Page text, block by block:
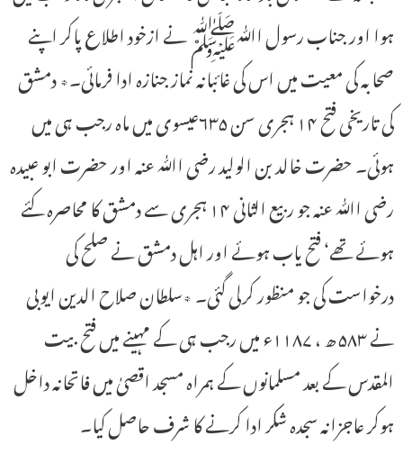
ہوا اور جناب رسول اﷲﷺ نے ازخود اطلاع پاکر اپنے
صحابہ کی معیت میں اس کی غائبانہ نماز جنازہ ادا فرمائی۔٭ دمشق
کی تاریخی فتح ۱۴ ہجری سن ۶۳۵عیسوی میں ماہ رجب ہی میں
ہوئی۔ حضرت خالد بن الولید رضی اﷲ عنہ اور حضرت ابو عبیدہ
رضی اﷲ عنہ جو ربیع الثانی ۱۴ ہجری سے دمشق کا محاصرہ کئے
ہوئے تھے‘ فتح یاب ہوئے اور اہل دمشق نے صلح کی
درخواست کی جو منظور کرلی گئی۔ ٭سلطان صلاح الدین ایوبی
نے ۵۸۳ ھ ، ۱۱۸۷ء میں رجب ہی کے مہینے میں فتح بیت
المقدس کے بعد مسلمانوں کے ہمراہ مسجد اقصیٰ میں فاتحانہ داخل
ہوکر عاجزانہ سجدہ شکر ادا کرنے کا شرف حاصل کیا۔